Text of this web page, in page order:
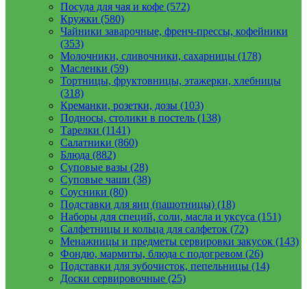
Посуда для чая и кофе (572)
Кружки (580)
Чайники заварочные, френч-прессы, кофейники
(353)
Молочники, сливочники, сахарницы (178)
Масленки (59)
Тортницы, фруктовницы, этажерки, хлебницы
(318)
Креманки, розетки, дозы (103)
Подносы, столики в постель (138)
Тарелки (1141)
Салатники (860)
Блюда (882)
Суповые вазы (28)
Суповые чаши (38)
Соусники (80)
Подставки для яиц (пашотницы) (18)
Наборы для специй, соли, масла и уксуса (151)
Салфетницы и кольца для салфеток (72)
Менажницы и предметы сервировки закусок (143)
Фондю, мармиты, блюда с подогревом (26)
Подставки для зубочисток, пепельницы (14)
Доски сервировочные (25)